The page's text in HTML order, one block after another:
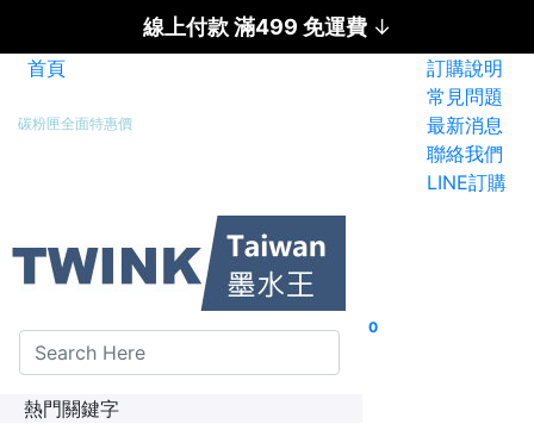
線上付款 滿499 免運費 ↓
首頁
新加入會員送紅利金100點
碳粉匣全面特惠價
訂購說明
常見問題
最新消息
聯絡我們
LINE訂購
熱門關鍵字
0